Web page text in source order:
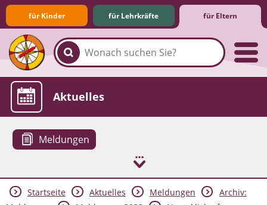
für Kinder für Lehrkräfte für Eltern
Familie & Medien
Spieletipps & Lernsoftware
Die Jüngsten im Netz
Lexikon
Aktuelles
Meldungen
Startseite Aktuelles Meldungen
Archiv: